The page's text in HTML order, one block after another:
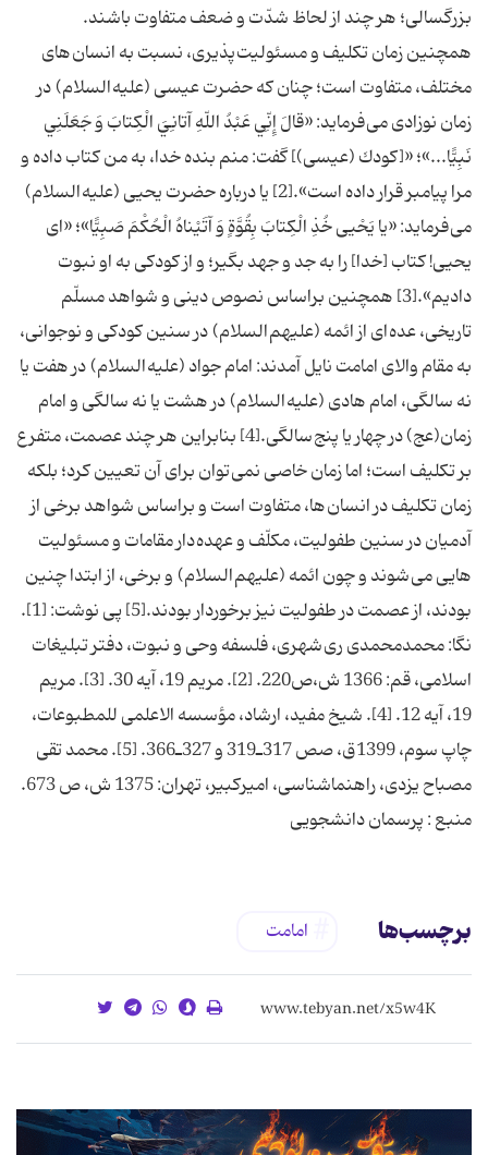
بزرگسالى؛ هر چند از لحاظ شدّت و ضعف متفاوت باشند.
همچنين زمان تكليف و مسئوليت پذيرى، نسبت به انسان هاى
مختلف، متفاوت است؛ چنان كه حضرت عيسى (علیه السلام) در
زمان نوزادى مى فرمايد: «قالَ إِنِّي عَبْدُ اللّهِ آتانِيَ الْكِتابَ وَ جَعَلَنِي
نَبِيًّا...»؛ «[كودك (عيسى)] گفت: منم بنده خدا، به من كتاب داده و
مرا پيامبر قرار داده است».[2] يا درباره حضرت يحيى (علیه السلام)
مى فرمايد: «يا يَحْيى خُذِ الْكِتابَ بِقُوَّةٍ وَ آتَيْناهُ الْحُكْمَ صَبِيًّا»؛ «اى
يحيى! كتاب [خدا] را به جد و جهد بگير؛ و از كودكى به او نبوت
داديم».[3] همچنين براساس نصوص دينى و شواهد مسلّم
تاريخى، عده اى از ائمه (علیهم السلام) در سنين كودكى و نوجوانى،
به مقام والاى امامت نايل آمدند: امام جواد (علیه السلام) در هفت يا
نه سالگى، امام هادى (علیه السلام) در هشت يا نه سالگى و امام
زمان(عج) در چهار يا پنج سالگى.[4] بنابراين هر چند عصمت، متفرع
بر تكليف است؛ اما زمان خاصى نمى توان براى آن تعيين كرد؛ بلكه
زمان تكليف در انسان ها، متفاوت است و براساس شواهد برخى از
آدميان در سنين طفوليت، مكلّف و عهده دار مقامات و مسئوليت
هايى مى شوند و چون ائمه (علیهم السلام) و برخى، از ابتدا چنين
بودند، از عصمت در طفوليت نيز برخوردار بودند.[5] پی نوشت: [1].
نگا: محمدمحمدى رى شهرى، فلسفه وحى و نبوت، دفتر تبليغات
اسلامى، قم: 1366 ش،ص220. [2]. مريم 19، آيه 30. [3]. مريم
19، آيه 12. [4]. شيخ مفيد، ارشاد، مؤسسه الاعلمى للمطبوعات،
چاپ سوم، 1399ق، صص 317ـ319 و 327ـ366. [5]. محمد تقى
مصباح يزدى، راهنماشناسى، اميركبير، تهران: 1375 ش، ص 673.
منبع : پرسمان دانشجویی
برچسب‌ها امامت